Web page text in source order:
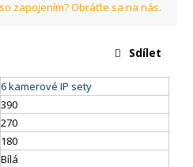
6 kamerové IP sety
390
270
180
Bílá
Sdílet